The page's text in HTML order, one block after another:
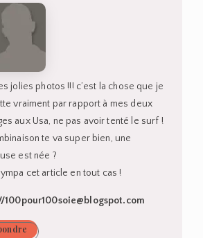
jolies photos !!! c’est la chose que je
vraiment par rapport à mes deux
aux Usa, ne pas avoir tenté le surf !
te va super bien, une
est née ?
cet article en tout cas !
100pour100soie@blogspot.com